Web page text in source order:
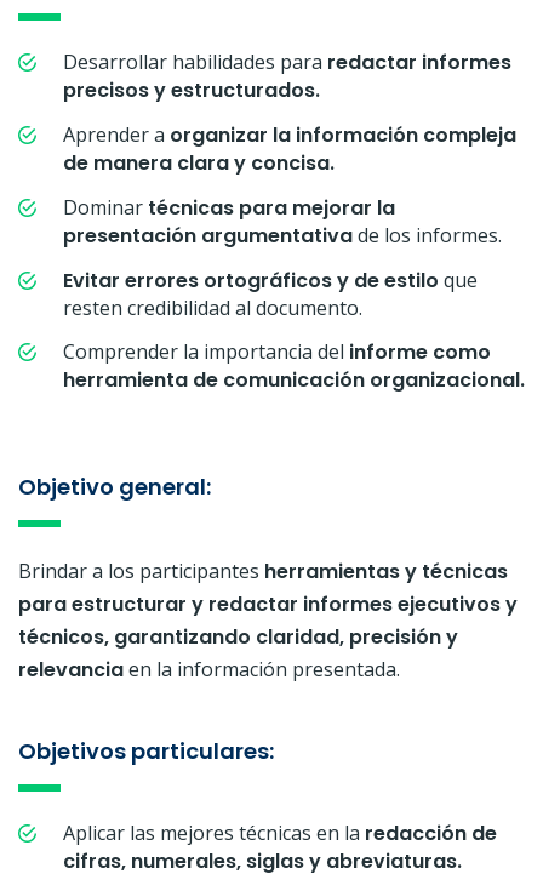
Desarrollar habilidades para redactar informes
precisos y estructurados.
Aprender a organizar la información compleja
de manera clara y concisa.
Dominar técnicas para mejorar la
presentación argumentativade los informes.
Evitar errores ortográficos y de estilo que
resten credibilidad al documento.
Comprender la importancia del informe como
herramienta de comunicación organizacional.
Objetivo general:
Brindar a los participantes herramientas y técnicas
para estructurar y redactar informes ejecutivos y
técnicos, garantizando claridad, precisión y
relevanciaen la información presentada.
Objetivos particulares:
Aplicar las mejores técnicas en la redacción de
cifras, numerales, siglas y abreviaturas.